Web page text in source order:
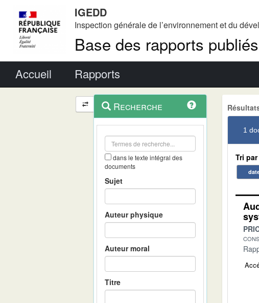
IGEDD
Inspection générale de l’environnement et du
Base des rapports publiés
Accueil Rapports
Navigation
et
outils
contextuel
Recherche
dans le texte intégral des
documents
Sujet
Auteur physique
Auteur moral
Titre
1
Tri par